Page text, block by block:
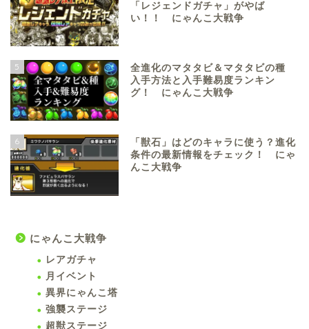
「レジェンドガチャ」がやば
い！！ にゃんこ大戦争
5
全進化のマタタビ＆マタタビの種
入手方法と入手難易度ランキン
グ！ にゃんこ大戦争
6
「獣石」はどのキャラに使う？進化
条件の最新情報をチェック！ にゃ
んこ大戦争
にゃんこ大戦争
レアガチャ
月イベント
異界にゃんこ塔
強襲ステージ
超獣ステージ